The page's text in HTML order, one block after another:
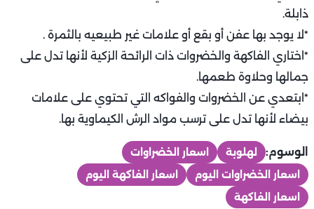
ذابلة.
*لا يوجد بها عفن أو بقع أو علامات غير طبيعيه بالثمرة .
*اختاري الفاكهة والخضروات ذات الرائحة الزكية لأنها تدل على
جمالها وحلاوة طعمها.
*ابتعدي عن الخضروات والفواكه التي تحتوي على علامات
بيضاء لأنها تدل على ترسب مواد الرش الكيماوية بها.
الوسوم: لهلوبة
اسعار الخضراوات
اسعار الخضراوات اليوم
اسعار الفاكهة اليوم
اسعار الفاكهة